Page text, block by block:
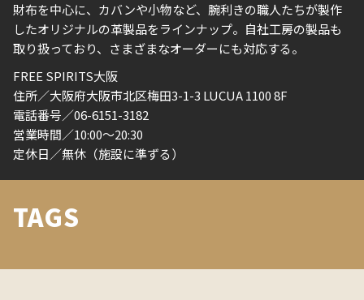
財布を中心に、カバンや小物など、腕利きの職人たちが製作
したオリジナルの革製品をラインナップ。自社工房の製品も
取り扱っており、さまざまなオーダーにも対応する。
FREE SPIRITS大阪
住所／大阪府大阪市北区梅田3-1-3 LUCUA 1100 8F
電話番号／06-6151-3182
営業時間／10:00〜20:30
定休日／無休（施設に準ずる）
TAGS